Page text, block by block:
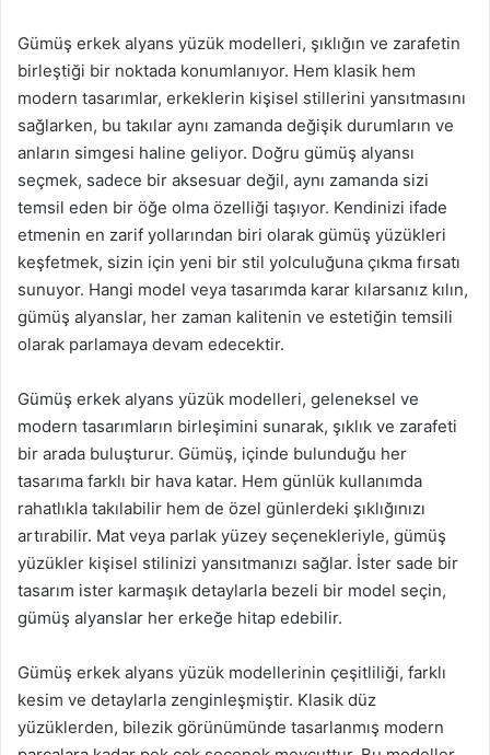
Gümüş erkek alyans yüzük modelleri, şıklığın ve zarafetin
birleştiği bir noktada konumlanıyor. Hem klasik hem
modern tasarımlar, erkeklerin kişisel stillerini yansıtmasını
sağlarken, bu takılar aynı zamanda değişik durumların ve
anların simgesi haline geliyor. Doğru gümüş alyansı
seçmek, sadece bir aksesuar değil, aynı zamanda sizi
temsil eden bir öğe olma özelliği taşıyor. Kendinizi ifade
etmenin en zarif yollarından biri olarak gümüş yüzükleri
keşfetmek, sizin için yeni bir stil yolculuğuna çıkma fırsatı
sunuyor. Hangi model veya tasarımda karar kılarsanız kılın,
gümüş alyanslar, her zaman kalitenin ve estetiğin temsili
olarak parlamaya devam edecektir.
Gümüş erkek alyans yüzük modelleri, geleneksel ve
modern tasarımların birleşimini sunarak, şıklık ve zarafeti
bir arada buluşturur. Gümüş, içinde bulunduğu her
tasarıma farklı bir hava katar. Hem günlük kullanımda
rahatlıkla takılabilir hem de özel günlerdeki şıklığınızı
artırabilir. Mat veya parlak yüzey seçenekleriyle, gümüş
yüzükler kişisel stilinizi yansıtmanızı sağlar. İster sade bir
tasarım ister karmaşık detaylarla bezeli bir model seçin,
gümüş alyanslar her erkeğe hitap edebilir.
Gümüş erkek alyans yüzük modellerinin çeşitliliği, farklı
kesim ve detaylarla zenginleşmiştir. Klasik düz
yüzüklerden, bilezik görünümünde tasarlanmış modern